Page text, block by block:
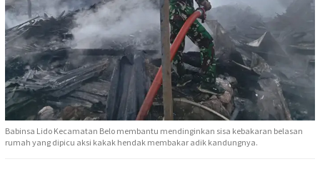
Babinsa Lido Kecamatan Belo membantu mendinginkan sisa kebakaran belasan
rumah yang dipicu aksi kakak hendak membakar adik kandungnya.